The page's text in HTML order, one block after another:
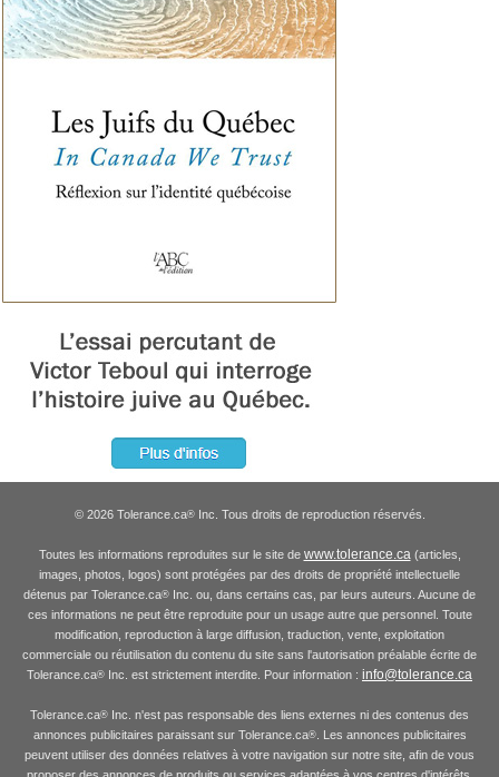
© 2026 Tolerance.ca®Inc. Tous droits de reproduction réservés.
Toutes les informations reproduites sur le site de www.tolerance.ca(articles,
images, photos, logos) sont protégées par des droits de propriété intellectuelle
détenus par Tolerance.ca® Inc. ou, dans certains cas, par leurs auteurs. Aucune de
ces informations ne peut être reproduite pour un usage autre que personnel. Toute
modification, reproduction à large diffusion, traduction, vente, exploitation
commerciale ou réutilisation du contenu du site sans l'autorisation préalable écrite de
Tolerance.ca® Inc. est strictement interdite. Pour information : info@tolerance.ca
Tolerance.ca® Inc. n'est pas responsable des liens externes ni des contenus des
annonces publicitaires paraissant sur Tolerance.ca®. Les annonces publicitaires
peuvent utiliser des données relatives à votre navigation sur notre site, afin de vous